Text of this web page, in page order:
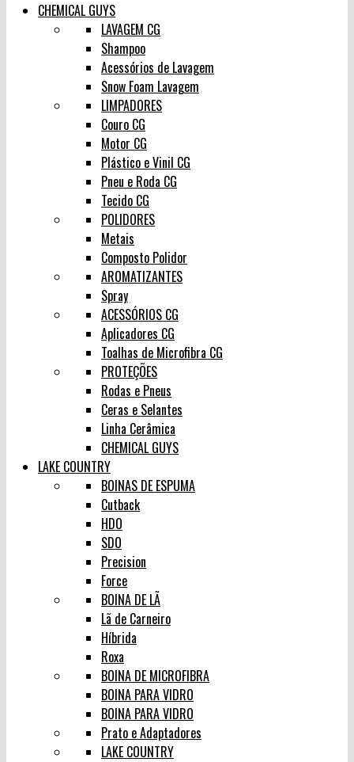
CHEMICAL GUYS
LAVAGEM CG
Shampoo
Acessórios de Lavagem
Snow Foam Lavagem
LIMPADORES
Couro CG
Motor CG
Plástico e Vinil CG
Pneu e Roda CG
Tecido CG
POLIDORES
Metais
Composto Polidor
AROMATIZANTES
Spray
ACESSÓRIOS CG
Aplicadores CG
Toalhas de Microfibra CG
PROTEÇÕES
Rodas e Pneus
Ceras e Selantes
Linha Cerâmica
CHEMICAL GUYS
LAKE COUNTRY
BOINAS DE ESPUMA
Cutback
HDO
SDO
Precision
Force
BOINA DE LÃ
Lã de Carneiro
Híbrida
Roxa
BOINA DE MICROFIBRA
BOINA PARA VIDRO
BOINA PARA VIDRO
Prato e Adaptadores
LAKE COUNTRY